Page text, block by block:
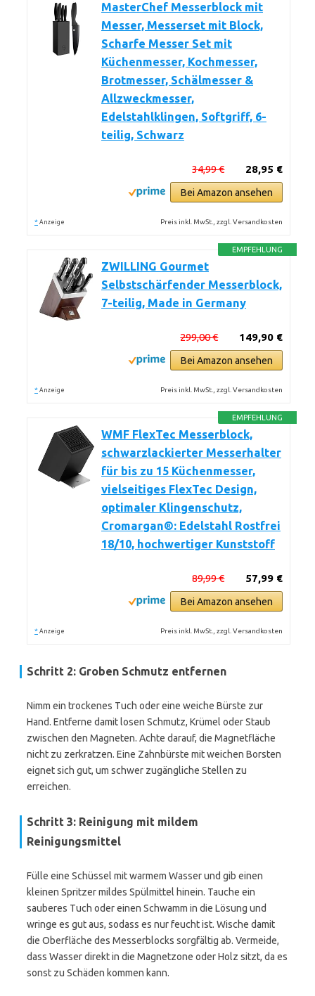
MasterChef Messerblock mit
Messer, Messerset mit Block,
Scharfe Messer Set mit
Küchenmesser, Kochmesser,
Brotmesser, Schälmesser &
Allzweckmesser,
Edelstahlklingen, Softgriff, 6-
teilig, Schwarz
28,95 €
34,99 €
Bei Amazon ansehen
* Anzeige Preis inkl. MwSt., zzgl. Versandkosten
EMPFEHLUNG
ZWILLING Gourmet
Selbstschärfender Messerblock,
7-teilig, Made in Germany
149,90 €
299,00 €
Bei Amazon ansehen
* Anzeige Preis inkl. MwSt., zzgl. Versandkosten
EMPFEHLUNG
WMF FlexTec Messerblock,
schwarzlackierter Messerhalter
für bis zu 15 Küchenmesser,
vielseitiges FlexTec Design,
optimaler Klingenschutz,
Cromargan®: Edelstahl Rostfrei
18/10, hochwertiger Kunststoff
57,99 €
89,99 €
Bei Amazon ansehen
* Anzeige Preis inkl. MwSt., zzgl. Versandkosten
Schritt 2: Groben Schmutz entfernen
Nimm ein trockenes Tuch oder eine weiche Bürste zur
Hand. Entferne damit losen Schmutz, Krümel oder Staub
zwischen den Magneten. Achte darauf, die Magnetfläche
nicht zu zerkratzen. Eine Zahnbürste mit weichen Borsten
eignet sich gut, um schwer zugängliche Stellen zu
erreichen.
Schritt 3: Reinigung mit mildem
Reinigungsmittel
Fülle eine Schüssel mit warmem Wasser und gib einen
kleinen Spritzer mildes Spülmittel hinein. Tauche ein
sauberes Tuch oder einen Schwamm in die Lösung und
wringe es gut aus, sodass es nur feucht ist. Wische damit
die Oberfläche des Messerblocks sorgfältig ab. Vermeide,
dass Wasser direkt in die Magnetzone oder Holz sitzt, da es
sonst zu Schäden kommen kann.